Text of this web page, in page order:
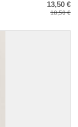
13,50 €
18,50 €